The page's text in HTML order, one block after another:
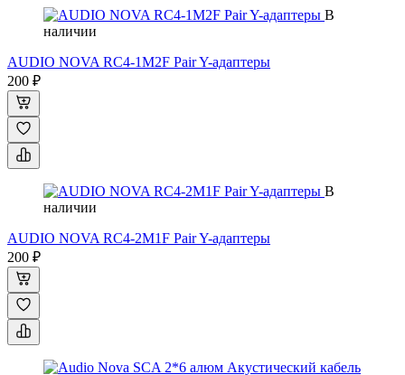
В
наличии
AUDIO NOVA RC4-1M2F Pair Y-адаптеры
200 ₽
В
наличии
AUDIO NOVA RC4-2M1F Pair Y-адаптеры
200 ₽